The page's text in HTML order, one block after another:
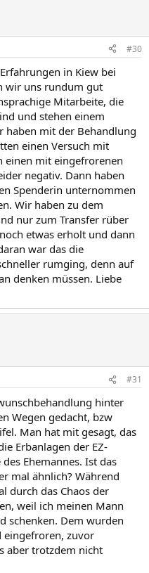
#30
in Kiew bei
wir uns rundum gut
Mitarbeite, die
und stehen einem
haben mit der Behandlung
einen Versuch mit
einen mit eingefrorenen
negativ. Dann haben
Spenderin unternommen
Wir haben zu dem
nur zum Transfer rüber
etwas erholt und dann
war das die
rumging, denn auf
denken müssen. Liebe
#31
hinter
Wegen gedacht, bzw
Man hat mit gesagt, das
Erbanlagen der EZ-
Ehemannes. Ist das
mal ähnlich? Während
durch das Chaos der
weil ich meinen Mann
schenken. Dem wurden
eingefroren, zuvor
aber trotzdem nicht